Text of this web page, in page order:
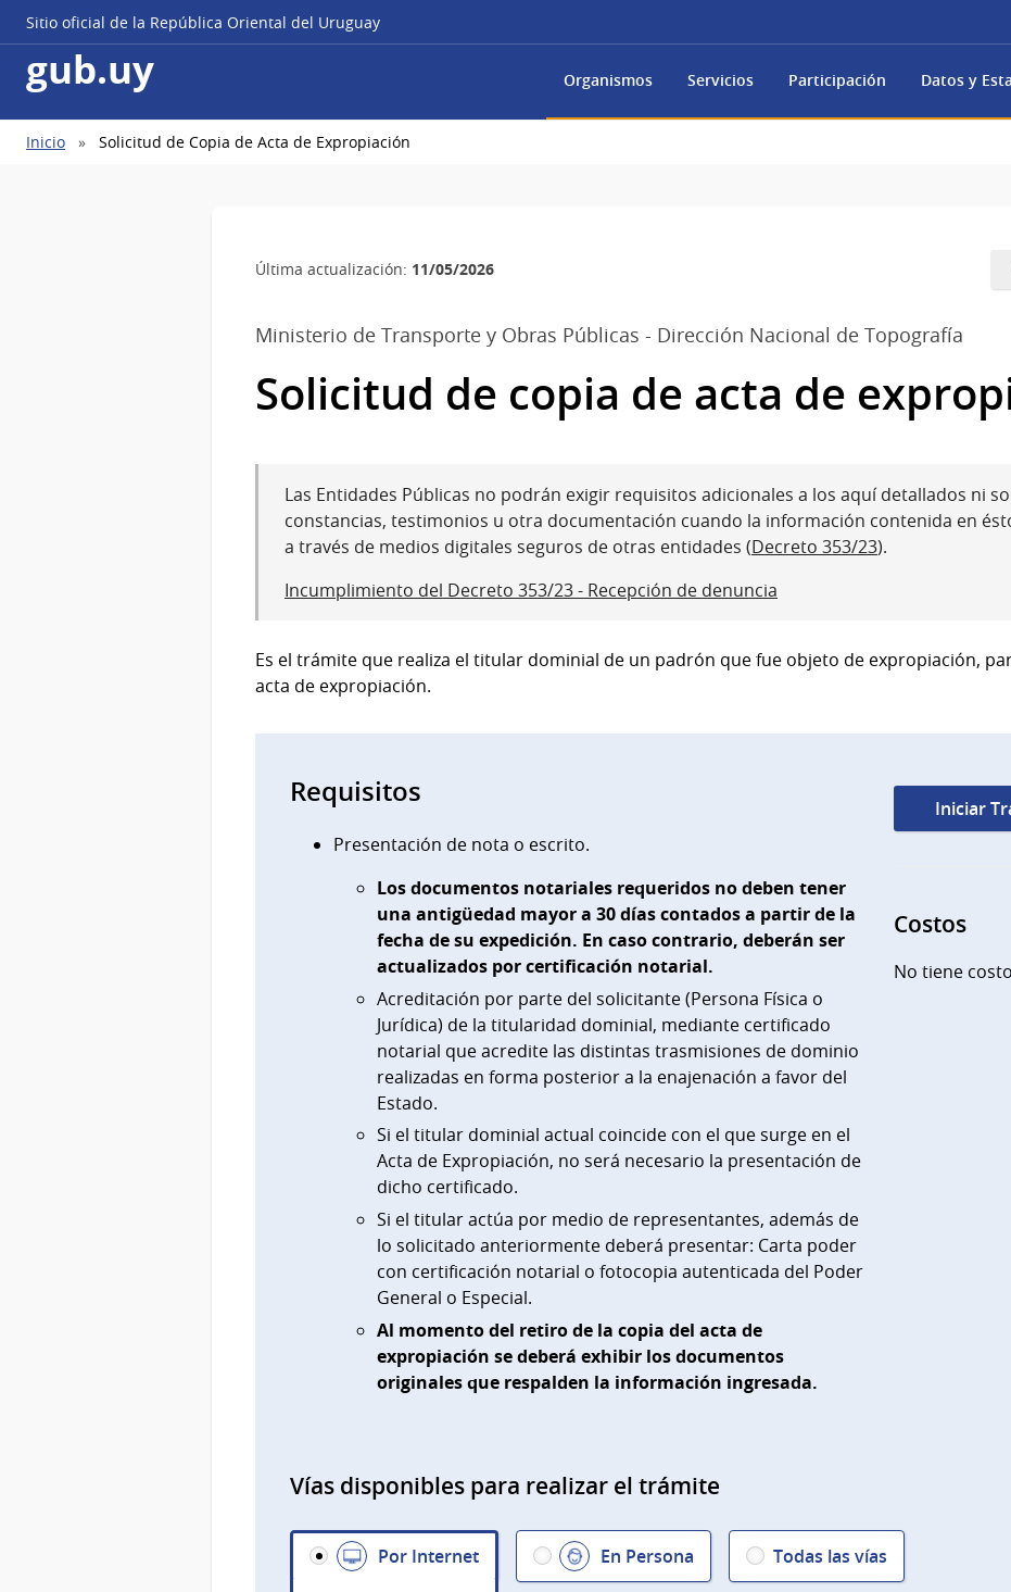
Sitio oficial de la República Oriental del Uruguay
gub.uy Organismos Servicios Participación Datos y
Ruta
Inicio Solicitud de Copia de Acta de Expropiación
Última actualización: 11/05/2026
Ministerio de Transporte y Obras Públicas - Dirección Nacional de Topografía
Solicitud de copia de acta de
Las Entidades Públicas no podrán exigir requisitos adicionales a los aquí detallados ni
constancias, testimonios u otra documentación cuando la información contenida en
a través de medios digitales seguros de otras entidades (Decreto 353/23).
Incumplimiento del Decreto 353/23 - Recepción de denuncia
Es el trámite que realiza el titular dominial de un padrón que fue objeto de expropiación,
acta de expropiación.
Requisitos
Presentación de nota o escrito.
Los documentos notariales requeridos no deben tener
una antigüedad mayor a 30 días contados a partir de la
fecha de su expedición. En caso contrario, deberán ser
actualizados por certificación notarial.
Acreditación por parte del solicitante (Persona Física o
Jurídica) de la titularidad dominial, mediante certificado
notarial que acredite las distintas trasmisiones de dominio
realizadas en forma posterior a la enajenación a favor del
Estado.
Si el titular dominial actual coincide con el que surge en el
Acta de Expropiación, no será necesario la presentación de
dicho certificado.
Si el titular actúa por medio de representantes, además de
lo solicitado anteriormente deberá presentar: Carta poder
con certificación notarial o fotocopia autenticada del Poder
General o Especial.
Al momento del retiro de la copia del acta de
expropiación se deberá exhibir los documentos
originales que respalden la información ingresada.
Iniciar
Costos
No tiene costo
Vías disponibles para realizar el trámite
Por Internet En Persona Todas las vías